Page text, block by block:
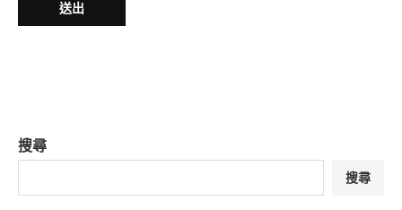
搜尋
搜尋